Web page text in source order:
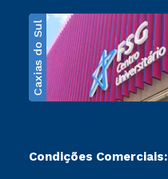
Caxias do Sul
Condições Comerciais: